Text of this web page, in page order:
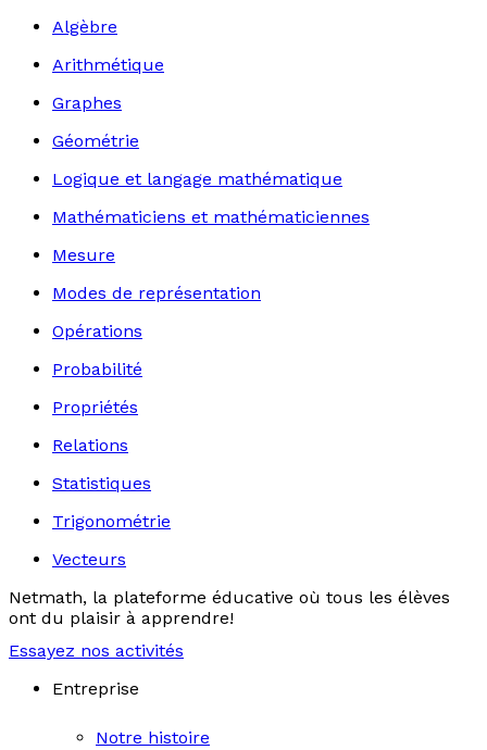
Algèbre
Arithmétique
Graphes
Géométrie
Logique et langage mathématique
Mathématiciens et mathématiciennes
Mesure
Modes de représentation
Opérations
Probabilité
Propriétés
Relations
Statistiques
Trigonométrie
Vecteurs
Netmath, la plateforme éducative où tous les élèves
ont du plaisir à apprendre!
Essayez nos activités
Entreprise
Notre histoire